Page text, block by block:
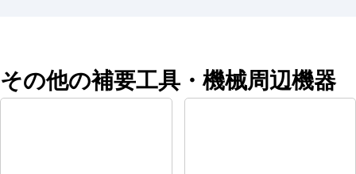
その他の補要工具・機械周辺機器